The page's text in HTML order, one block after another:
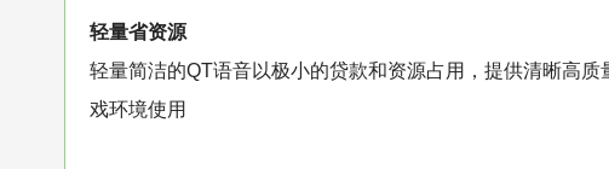
轻量省资源
轻量简洁的QT语音以极小的贷款和资源占用，提供清晰高
戏环境使用